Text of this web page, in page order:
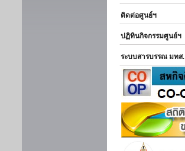
ติดต่อศูนย์ฯ
ปฏิทินกิจกรรมศูนย์ฯ
ระบบสารบรรณ มทส.